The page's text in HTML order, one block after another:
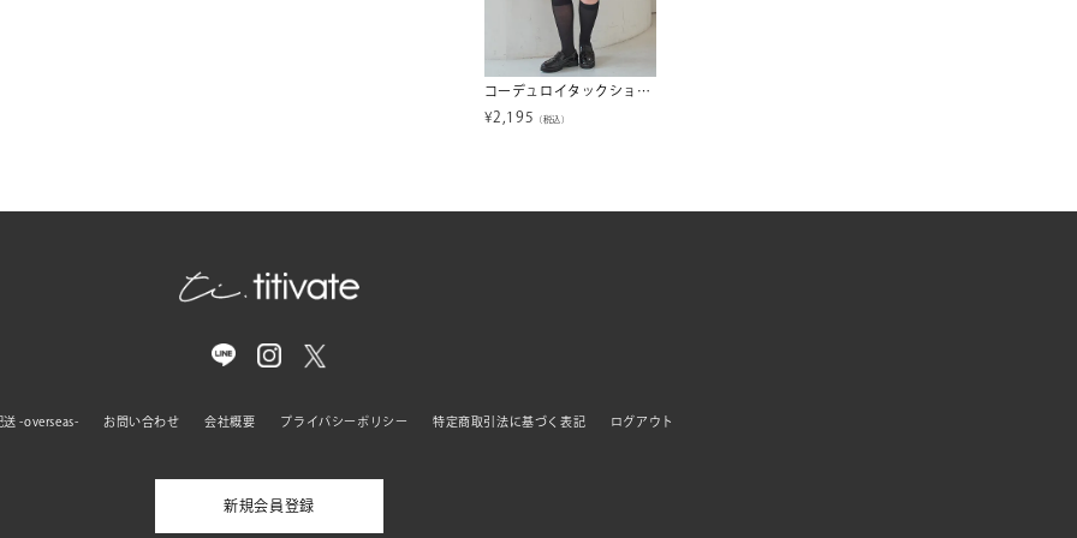
コーデュロイタックショートパンツ
¥2,195 （税込）
送 -overseas- お問い合わせ 会社概要 プライバシーポリシー 特定商取引法に基づく表記 ログアウト
新規会員登録